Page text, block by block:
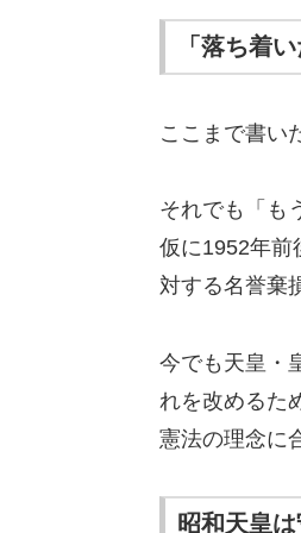
「落ち着
ここまで書い
それでも「も
仮に1952年前
対する名誉棄
今でも天皇・
れを改めるた
憲法の理念に
昭和天皇